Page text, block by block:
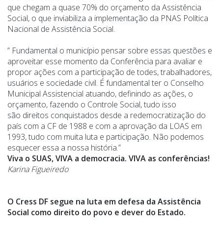
que chegam a quase 70% do orçamento da Assistência
Social, o que inviabiliza a implementação da PNAS Política
Nacional de Assistência Social.
” Fundamental o município pensar sobre essas questões e
aproveitar esse momento da Conferência para avaliar e
propor ações com a participação de todes, trabalhadores,
usuários e sociedade civil. É fundamental ter o Conselho
Municipal Assistencial atuando, definindo as ações, o
orçamento, fazendo o Controle Social, tudo isso
são direitos conquistados desde a redemocratização do
país com a CF de 1988 e com a aprovação da LOAS em
1993, tudo com muita luta e participação. Não podemos
esquecer essa a nossa história.”
Viva o SUAS, VIVA a democracia. VIVA as conferências!
Karina Figueiredo
O Cress DF segue na luta em defesa da Assistência
Social como direito do povo e dever do Estado.